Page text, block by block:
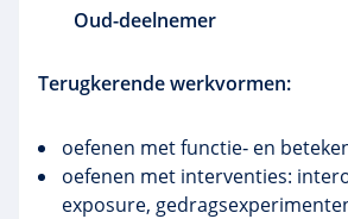
Oud-deelnemer
Terugkerende werkvormen:
oefenen met functie‑ en
oefenen met interventies:
exposure,